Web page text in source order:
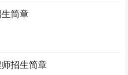
简章
招生简章